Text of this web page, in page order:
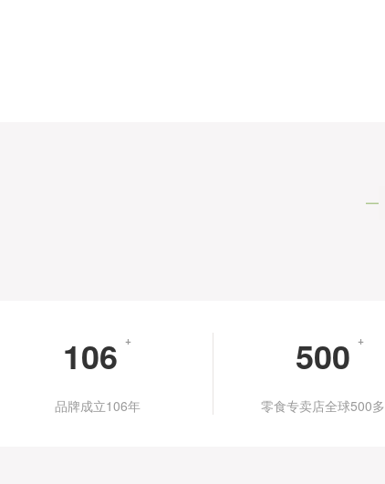
106 +
品牌成立106年
500 +
零食专卖店全球500